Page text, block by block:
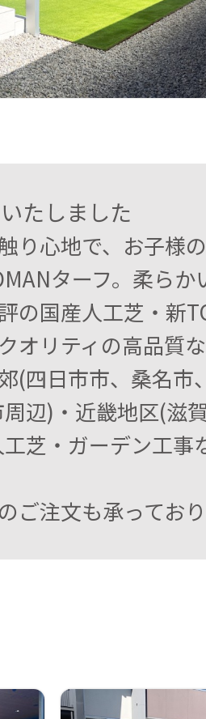
たしました
り心地で、お子様
ターフ。柔ら
の国産人工芝・新
オリティの高品質
(四日市市、桑名
辺)・近畿地区(滋
芝・ガーデン工
ご注文も承っており